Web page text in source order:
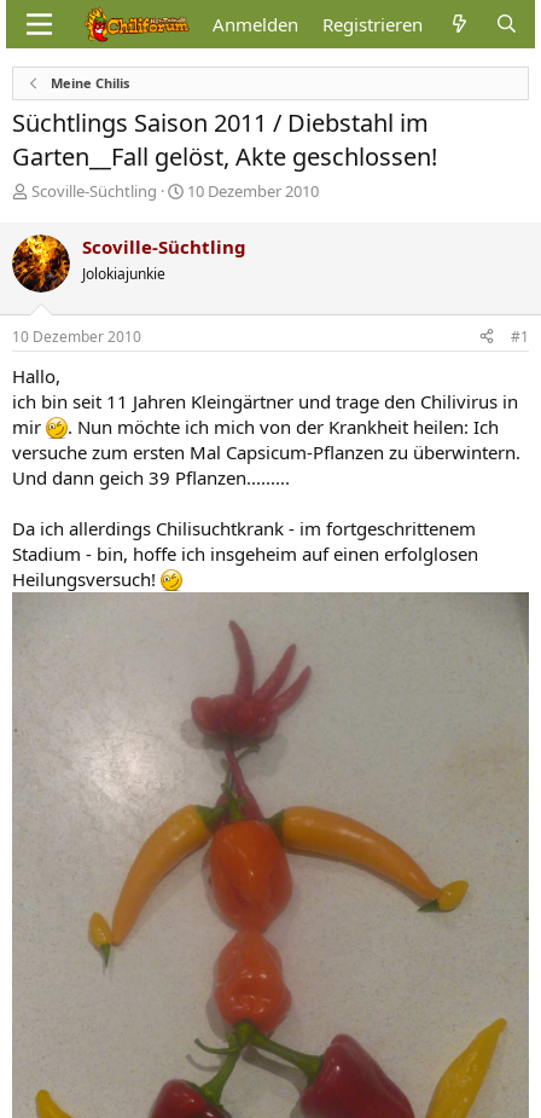
Anmelden Registrieren
Meine Chilis
Süchtlings Saison 2011 / Diebstahl im
Garten__Fall gelöst, Akte geschlossen!
E
s
t
e
l
l
e
Scoville-Süchtling
E
t
l
10 Dezember 2010
Scoville-Süchtling
Jolokiajunkie
10 Dezember 2010 #1
Hallo,
ich bin seit 11 Jahren Kleingärtner und trage den Chilivirus in
mir
. Nun möchte ich mich von der Krankheit heilen: Ich
versuche zum ersten Mal Capsicum-Pflanzen zu überwintern.
Und dann geich 39 Pflanzen.........
Da ich allerdings Chilisuchtkrank - im fortgeschrittenem
Stadium - bin, hoffe ich insgeheim auf einen erfolglosen
Heilungsversuch!